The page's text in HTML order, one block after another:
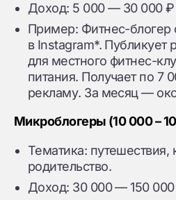
Доход: 5 000 — 30 000 ₽
Пример: Фитнес-блогер
в Instagram*. Публикует
для местного фитнес-
питания. Получает по 7
рекламу. За месяц —
Микроблогеры (10 000 –
Тематика: путешествия,
родительство.
Доход: 30 000 — 150